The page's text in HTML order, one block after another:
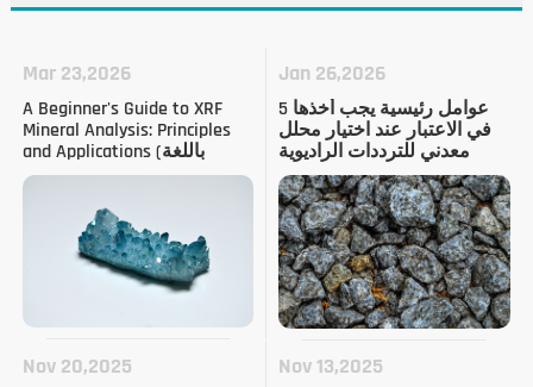
Mar 23,2026
A Beginner's Guide to XRF
Mineral Analysis: Principles
and Applications (باللغة
الإنجليزية)
Jan 26,2026
5 عوامل رئيسية يجب أخذها
في الاعتبار عند اختيار محلل
معدني للترددات الراديوية
السينية لعملياتك
Nov 20,2025 Nov 13,2025